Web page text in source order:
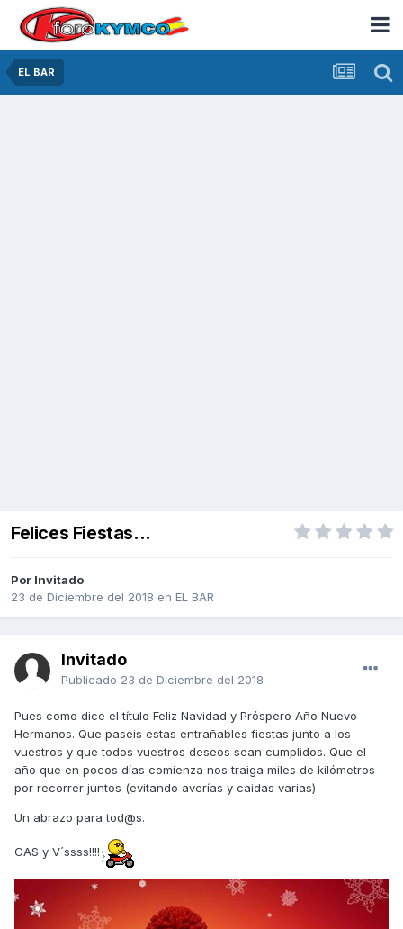
EL BAR
Felices Fiestas...
Por Invitado
23 de Diciembre del 2018 en EL BAR
Invitado
Publicado 23 de Diciembre del 2018
Pues como dice el título Feliz Navidad y Próspero Año Nuevo
Hermanos. Que paseis estas entrañables fiestas junto a los
vuestros y que todos vuestros deseos sean cumplidos. Que el
año que en pocos días comienza nos traiga miles de kilómetros
por recorrer juntos (evitando averías y caidas varias)
Un abrazo para tod@s.
GAS y V´ssss!!!!